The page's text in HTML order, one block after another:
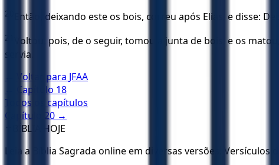
20 Então, deixando este os bois, correu após Elias, e disse:
21
Voltou, pois, de o seguir, tomou a junta de bois, e os
servia.
← Voltar para JFAA
← Capítulo 18
Todos os capítulos
Capítulo
20 →
BÍBLIA HOJE
Leia a Bíblia Sagrada online em diversas versões. Versículos